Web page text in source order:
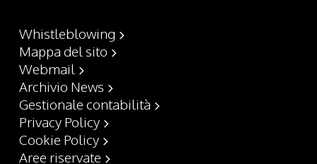
Whistleblowing
Mappa del sito
Webmail
Archivio News
Gestionale contabilità
Privacy Policy
Cookie Policy
Aree riservate